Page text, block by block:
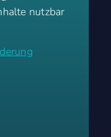
nutzbar